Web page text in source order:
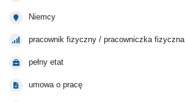
Niemcy
pracownik fizyczny / pracowniczka fizyczna
pełny etat
umowa o pracę